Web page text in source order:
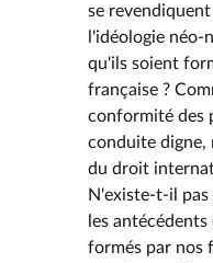
se
l'idéologie néo-
qu'ils soient
française ?
conformité des
conduite digne,
du droit
N'existe-t-il pas
les
formés par nos